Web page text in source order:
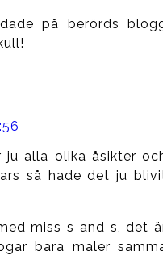
på berörds
ju alla olika åsikter
så hade det ju
miss s and s, det
bara maler